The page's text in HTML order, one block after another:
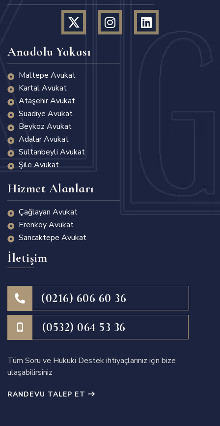
Anadolu Yakası
Maltepe Avukat
Kartal Avukat
Ataşehir Avukat
Suadiye Avukat
Beykoz Avukat
Adalar Avukat
Sultanbeyli Avukat
Şile Avukat
Hizmet Alanları
Çağlayan Avukat
Erenköy Avukat
Sancaktepe Avukat
İletişim
(0216) 606 60 36
(0532) 064 53 36
Tüm Soru ve Hukuki Destek ihtiyaçlarınız için bize
ulaşabilirsiniz
RANDEVU TALEP ET